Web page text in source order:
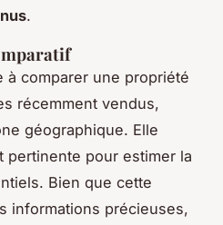
.
à comparer une propriété
récemment vendus,
géographique. Elle
pertinente pour estimer la
Bien que cette
informations précieuses,